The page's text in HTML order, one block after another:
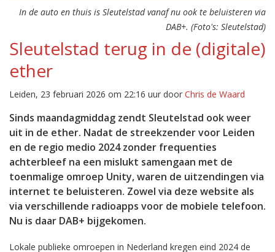
In de auto en thuis is Sleutelstad vanaf nu ook te beluisteren via
DAB+. (Foto's: Sleutelstad)
Sleutelstad terug in de (digitale)
ether
Leiden, 23 februari 2026 om 22:16 uur door Chris de Waard
Sinds maandagmiddag zendt Sleutelstad ook weer
uit in de ether. Nadat de streekzender voor Leiden
en de regio medio 2024 zonder frequenties
achterbleef na een mislukt samengaan met de
toenmalige omroep Unity, waren de uitzendingen via
internet te beluisteren. Zowel via deze website als
via verschillende radioapps voor de mobiele telefoon.
Nu is daar DAB+ bijgekomen.
Lokale publieke omroepen in Nederland kregen eind 2024 de